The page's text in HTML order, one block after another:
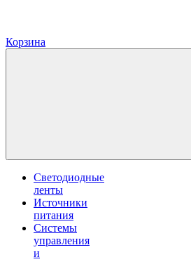
Корзина
Светодиодные
ленты
Источники
питания
Системы
управления
и